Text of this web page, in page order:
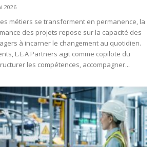
2026
métiers se transforment en permanence, la
des projets repose sur la capacité des
à incarner le changement au quotidien.
L.E.A Partners agit comme copilote du
les compétences, accompagner...